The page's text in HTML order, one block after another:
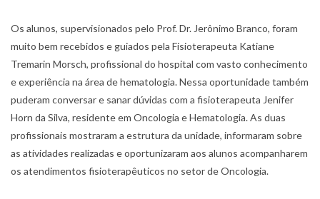
Os alunos, supervisionados pelo Prof. Dr. Jerônimo Branco, foram
muito bem recebidos e guiados pela Fisioterapeuta Katiane
Tremarin Morsch, profissional do hospital com vasto conhecimento
e experiência na área de hematologia. Nessa oportunidade também
puderam conversar e sanar dúvidas com a fisioterapeuta Jenifer
Horn da Silva, residente em Oncologia e Hematologia. As duas
profissionais mostraram a estrutura da unidade, informaram sobre
as atividades realizadas e oportunizaram aos alunos acompanharem
os atendimentos fisioterapêuticos no setor de Oncologia.